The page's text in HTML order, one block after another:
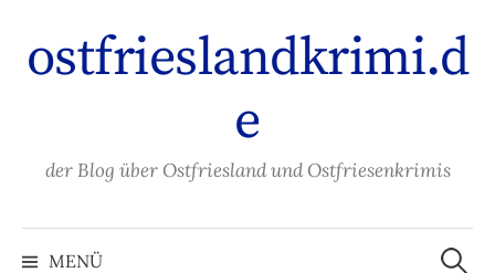
Inhalt
überspringen
ostfrieslandkrimi.d
e
der Blog über Ostfriesland und Ostfriesenkrimis
MENÜ
Suchen
nach: